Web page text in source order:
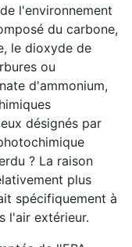
l'environnement
du carbone,
le dioxyde de
ou
d'ammonium,
désignés par
? La raison
plus
spécifiquement à
l'air extérieur.